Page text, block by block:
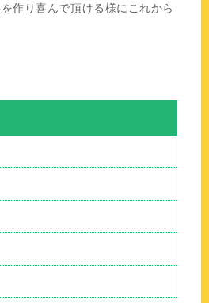
作り喜んで頂ける様にこれから